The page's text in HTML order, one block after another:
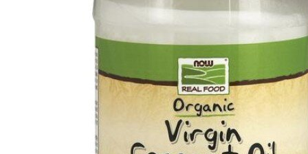
Weider
Categorii suplimente
Sănătate generală
Antioxidanti
Controlul glicemiei